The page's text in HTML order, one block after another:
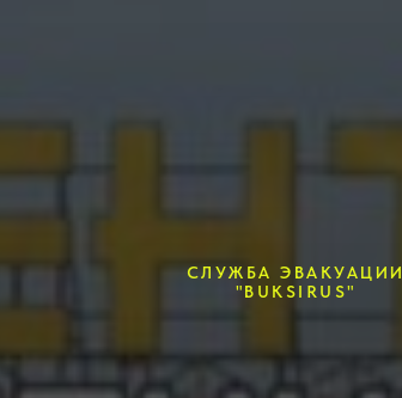
СЛУЖБА ЭВАКУАЦИИ
"BUKSIRUS"